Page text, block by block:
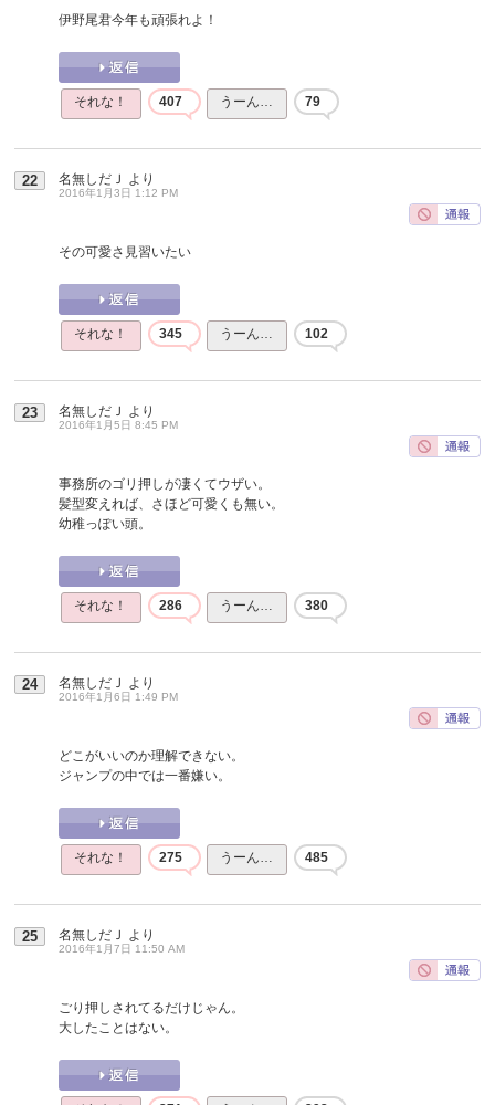
伊野尾君今年も頑張れよ！
それな！ 407 うーん… 79
22 名無しだＪ より
2016年1月3日 1:12 PM
その可愛さ見習いたい
それな！ 345 うーん… 102
23 名無しだＪ より
2016年1月5日 8:45 PM
事務所のゴリ押しが凄くてウザい。
髪型変えれば、さほど可愛くも無い。
幼稚っぽい頭。
それな！ 286 うーん… 380
24 名無しだＪ より
2016年1月6日 1:49 PM
どこがいいのか理解できない。
ジャンプの中では一番嫌い。
それな！ 275 うーん… 485
25 名無しだＪ より
2016年1月7日 11:50 AM
ごり押しされてるだけじゃん。
大したことはない。